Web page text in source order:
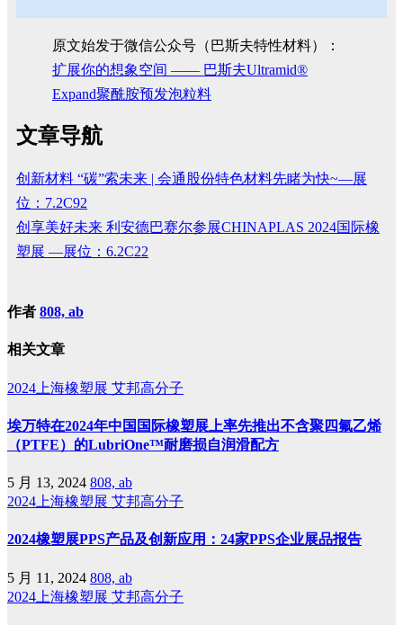
原文始发于微信公众号（巴斯夫特性材料）：
扩展你的想象空间 —— 巴斯夫Ultramid®
Expand聚酰胺预发泡粒料
文章导航
创新材料 “碳”索未来 | 会通股份特色材料先睹为快~—展
位：7.2C92
创享美好未来 利安德巴赛尔参展CHINAPLAS 2024国际橡
塑展 —展位：6.2C22
作者 808, ab
相关文章
2024上海橡塑展 艾邦高分子
埃万特在2024年中国国际橡塑展上率先推出不含聚四氟乙烯
（PTFE）的LubriOne™耐磨损自润滑配方
5 月 13, 2024 808, ab
2024上海橡塑展 艾邦高分子
2024橡塑展PPS产品及创新应用：24家PPS企业展品报告
5 月 11, 2024 808, ab
2024上海橡塑展 艾邦高分子